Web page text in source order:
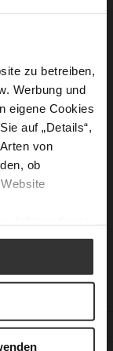
zu betreiben,
Werbung und
eigene Cookies
auf „Details“,
von
ob
out faster, keep